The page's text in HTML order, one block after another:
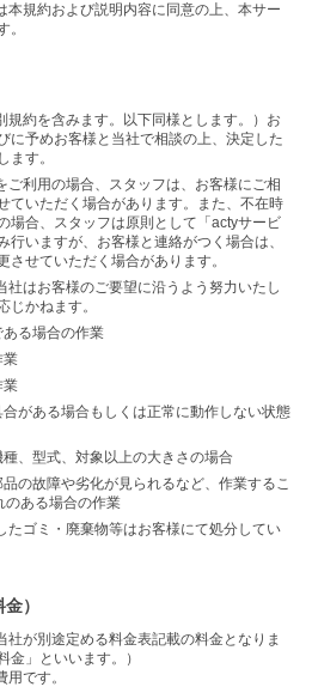
規約および説明内容に同意の上、本サー
。
約を含みます。以下同様とします。）お
に予めお客様と当社で相談の上、決定した
ます。
利用の場合、スタッフは、お客様にご相
ていただく場合があります。また、不在時
場合、スタッフは原則として「actyサービ
行いますが、お客様と連絡がつく場合は、
させていただく場合があります。
はお客様のご要望に沿うよう努力いたし
じかねます。
ある場合の作業
業
業
合がある場合もしくは正常に動作しない状態
種、型式、対象以上の大きさの場合
品の故障や劣化が見られるなど、作業するこ
のある場合の作業
ゴミ・廃棄物等はお客様にて処分してい
）
が別途定める料金表記載の料金となりま
金」といいます。）
です。